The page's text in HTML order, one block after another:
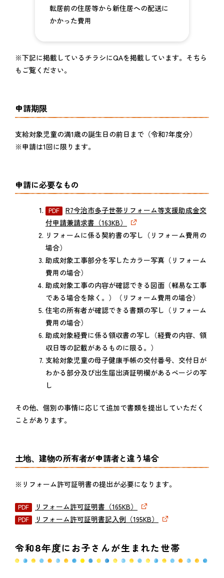
転居前の住居等から新住居への配送に
かかった費用
※下記に掲載しているチラシにQAを掲載しています。そちら
もご覧ください。
申請期限
支給対象児童の満1歳の誕生日の前日まで（令和7年度分）
※申請は1回に限ります。
申請に必要なもの
R7今治市多子世帯リフォーム等支援助成金交
付申請兼請求書（163KB）
リフォームに係る契約書の写し（リフォーム費用の
場合）
助成対象工事部分を写したカラー写真（リフォーム
費用の場合）
助成対象工事の内容が確認できる図面（軽易な工事
である場合を除く。）（リフォーム費用の場合）
住宅の所有者が確認できる書類の写し（リフォーム
費用の場合）
助成対象経費に係る領収書の写し（経費の内容、領
収日等の記載があるものに限る。）
支給対象児童の母子健康手帳の交付番号、交付日が
わかる部分及び出生届出済証明欄があるページの写
し
その他、個別の事情に応じて追加で書類を提出していただく
ことがあります。
土地、建物の所有者が申請者と違う場合
※リフォーム許可証明書の提出が必要になります。
リフォーム許可証明書（165KB）
リフォーム許可証明書記入例（195KB）
令和8年度にお子さんが生まれた世帯